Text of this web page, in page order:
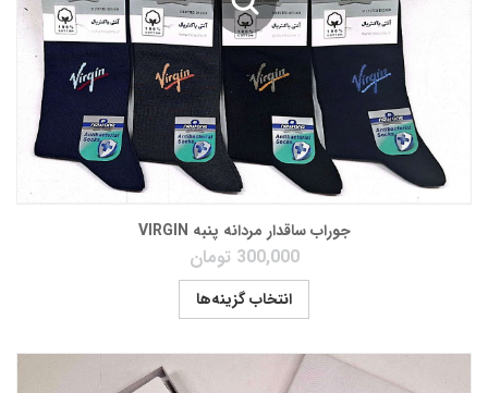
جوراب ساقدار مردانه پنبه VIRGIN
300,000 تومان
انتخاب گزینه‌ها